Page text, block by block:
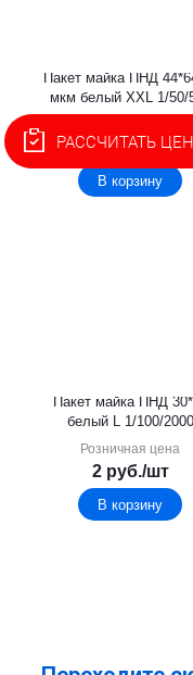
Пакет майка ПНД
мкм белый XXL 1/50/
3.8руб./шт
В корзину
Пакет майка ПНД
белый L 1/100/2000
Розничная цена
2руб./шт
В корзину
РАССЧИТАТЬ